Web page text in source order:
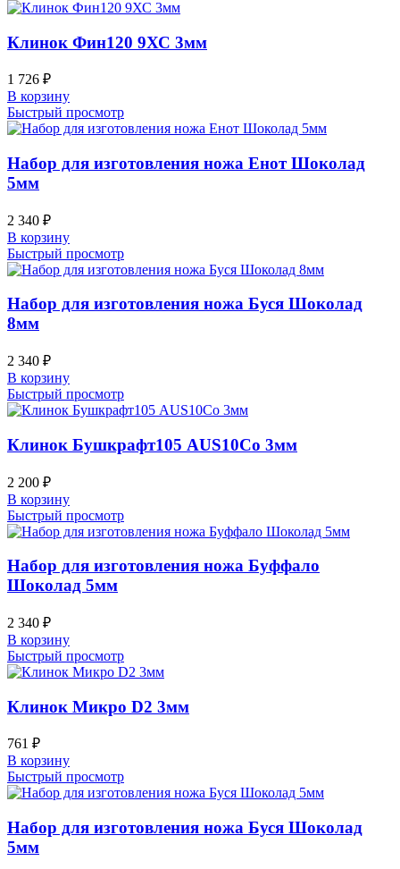
Клинок Фин120 9ХС 3мм
1 726 ₽
В корзину
Быстрый просмотр
Набор для изготовления ножа Енот Шоколад
5мм
2 340 ₽
В корзину
Быстрый просмотр
Набор для изготовления ножа Буся Шоколад
8мм
2 340 ₽
В корзину
Быстрый просмотр
Клинок Бушкрафт105 AUS10Co 3мм
2 200 ₽
В корзину
Быстрый просмотр
Набор для изготовления ножа Буффало
Шоколад 5мм
2 340 ₽
В корзину
Быстрый просмотр
Клинок Микро D2 3мм
761 ₽
В корзину
Быстрый просмотр
Набор для изготовления ножа Буся Шоколад
5мм